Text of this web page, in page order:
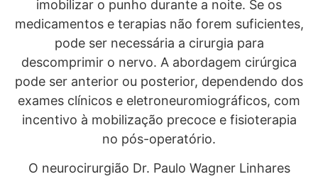
imobilizar o punho durante a noite. Se os
medicamentos e terapias não forem suficientes,
pode ser necessária a cirurgia para
descomprimir o nervo. A abordagem cirúrgica
pode ser anterior ou posterior, dependendo dos
exames clínicos e eletroneuromiográficos, com
incentivo à mobilização precoce e fisioterapia
no pós-operatório.
O neurocirurgião Dr. Paulo Wagner Linhares